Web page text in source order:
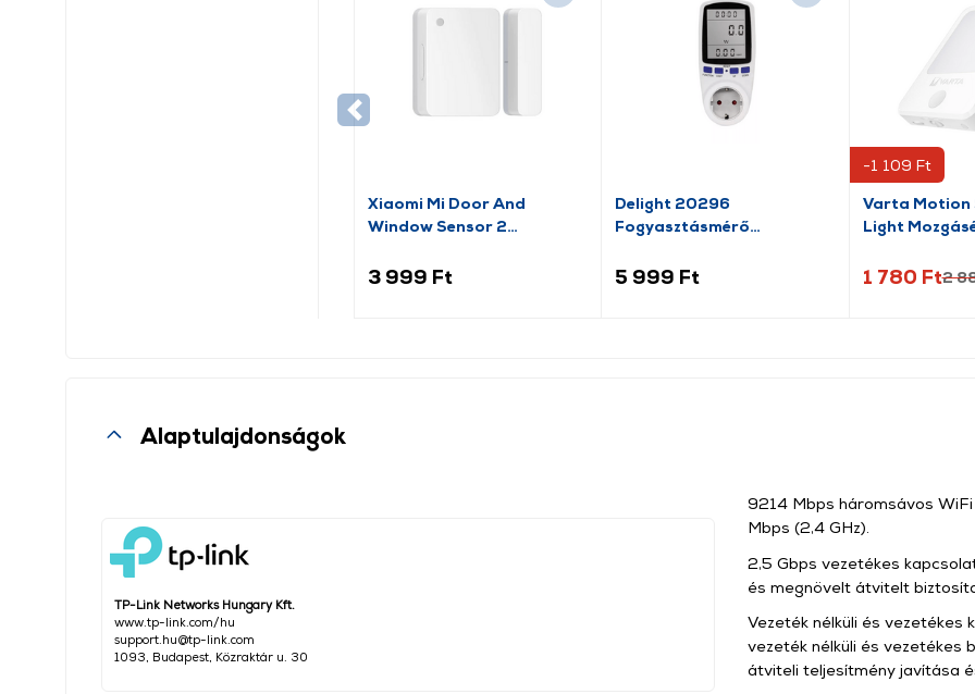
Xiaomi Mi Door And
Window Sensor 2
3 999 Ft
Delight 20296
Fogyasztásmérő
5 999 Ft
-1 109 Ft
Varta Motion
Light
1 780 Ft2
Alaptulajdonságok
TP-Link Networks Hungary Kft.
www.tp-link.com/hu
support.hu@tp-link.com
1093, Budapest, Közraktár u. 30
9214 Mbps háromsávos
Mbps (2,4 GHz).
2,5 Gbps vezetékes
és megnövelt átvitelt
Vezeték nélküli és vezetékes
vezeték nélküli és vezetékes
átviteli teljesítmény javítása